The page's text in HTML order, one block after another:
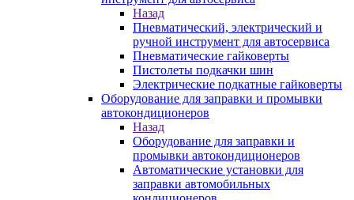
Назад
Пневматический, электрический и
ручной инструмент для автосервиса
Пневматические гайковерты
Пистолеты подкачки шин
Электрические подкатные гайковерты
Оборудование для заправки и промывки
автокондиционеров
Назад
Оборудование для заправки и
промывки автокондиционеров
Автоматические установки для
заправки автомобильных